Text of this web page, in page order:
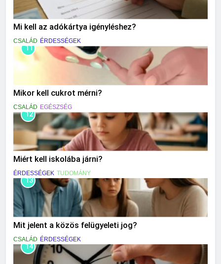
Mi kell az adókártya igényléshez?
CSALÁD ÉRDESSÉGEK
11
Mikor kell cukrot mérni?
CSALÁD EGÉSZSÉG
12
Miért kell iskolába járni?
ÉRDESSÉGEK TUDOMÁNY
13
Mit jelent a közös felügyeleti jog?
CSALÁD ÉRDESSÉGEK
14